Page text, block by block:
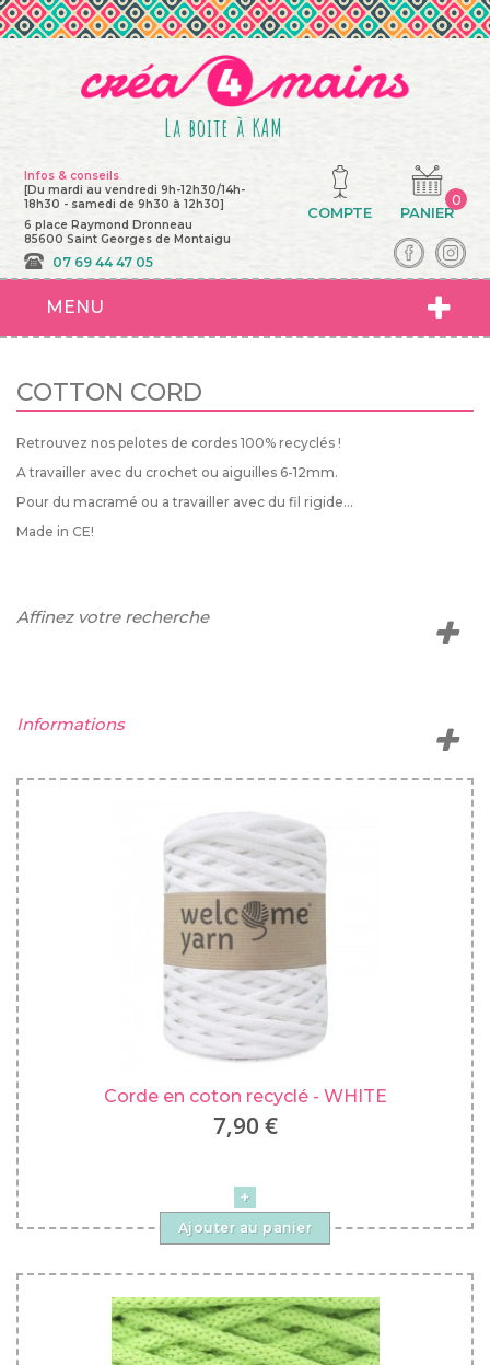
Infos & conseils
[Du mardi au vendredi 9h-12h30/14h-
18h30 - samedi de 9h30 à 12h30]
6 place Raymond Dronneau
85600 Saint Georges de Montaigu
07 69 44 47 05
La boite à KAM
PANIER
0
COMPTE
MENU
COTTON CORD
Retrouvez nos pelotes de cordes 100% recyclés !
A travailler avec du crochet ou aiguilles 6-12mm.
Pour du macramé ou a travailler avec du fil rigide...
Made in CE!
Affinez votre recherche
Informations
Corde en coton recyclé - WHITE
7,90 €
Ajouter au panier